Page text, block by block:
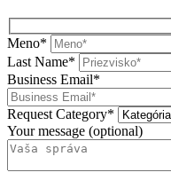
Meno*
Last Name*
Business Email*
Request Category*
Your message (optional)